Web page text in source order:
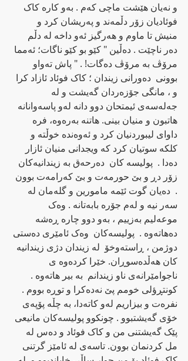
و نه‌یان هێشت ماچی که‌م . به‌و کاره‌ کاک
فوئادیان زۆر دڵمه‌ند و په‌ریشان کرد و
منیش تا ماوم و هه‌رگیز ئه‌و داخه‌ له‌ دڵم
ده‌ر ناچێت . ده‌ڵین " کێو بو کێو ناگات؛ ئه‌مما
مرۆڤ به‌ مرۆڤ ده‌گات! . " پاش ته‌واو
بوونی  ده‌ورانی زیندان ؛ کاک فوئاد ئازاد کرا
داوای لیبوردنیان کرد و ئه‌وه‌نده‌ خوڵته‌ و
کلکه‌ سوتیان کرد که‌ ویجدانی منیان ئازار
ده‌دا .  پولیسه‌ کان  ده‌رحه‌ق به‌ زیندانیه‌کان
زۆر دڕ و بێ حورمه‌ت و بێ که‌رامه‌ت بوون
سه‌ر نیه‌ و له‌م جۆره‌ بابه‌تانه‌ . وه‌ک
ده‌هاته‌وه‌ . ‌ پولیسه‌کان  وه‌ک ئامێری ده‌ستی
کان هه‌ڵده‌سوڕان. خێرا کرده‌وه‌ ی
ناجوامێرانه‌‌ی ناو زیندانم  به‌ بیر هاته‌وه‌ .
کونتڕؤلی خومم پێ نه‌ده‌کرا و توڕه‌ بووم .
نفره‌ت و بیزاریم له‌و کاته‌دا، به‌ چڵه‌ پۆپه‌ی
خۆی گه‌یشتبوو . چونکوو پولیسه‌کان مانیعی
مل کردنمان بوون. تاسه‌ی له‌ ئامێز گرتنی